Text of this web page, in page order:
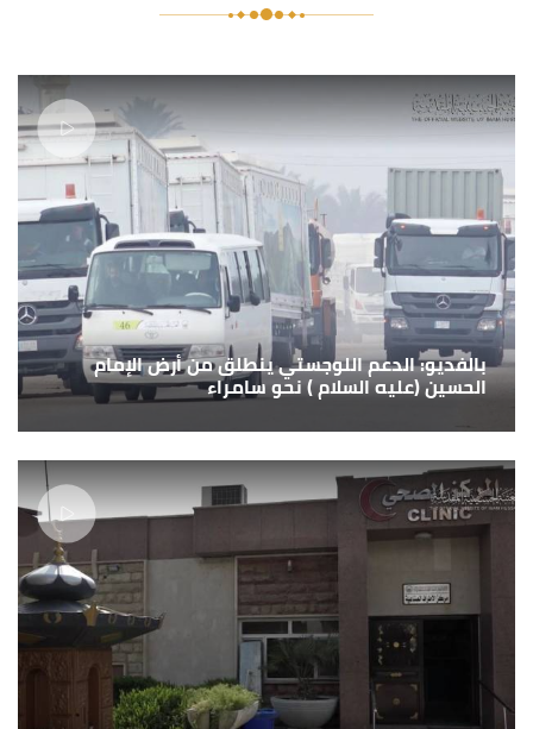
بالفديو: الدعم اللوجستي ينطلق من أرض الإمام
الحسين (عليه السلام ) نحو سامراء